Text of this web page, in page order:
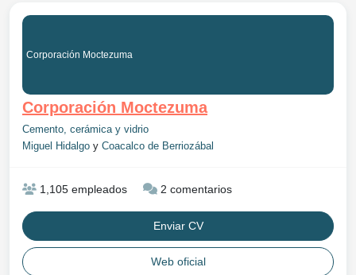
Corporación Moctezuma
Corporación Moctezuma
Cemento, cerámica y vidrio
Miguel Hidalgo y Coacalco de Berriozábal
1,105 empleados 2 comentarios
Enviar CV
Web oficial